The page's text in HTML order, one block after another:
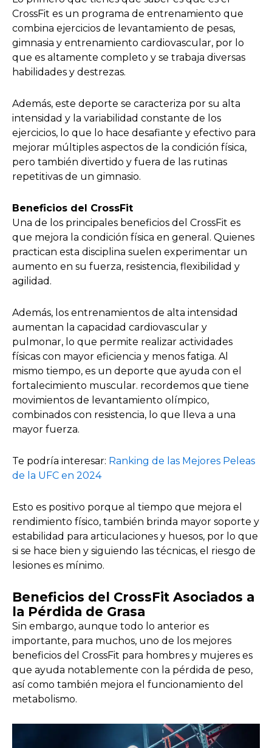
CrossFit es un programa de entrenamiento que
combina ejercicios de levantamiento de pesas,
gimnasia y entrenamiento cardiovascular, por lo
que es altamente completo y se trabaja diversas
habilidades y destrezas.
Además, este deporte se caracteriza por su alta
intensidad y la variabilidad constante de los
ejercicios, lo que lo hace desafiante y efectivo para
mejorar múltiples aspectos de la condición física,
pero también divertido y fuera de las rutinas
repetitivas de un gimnasio.
Beneficios del CrossFit
Una de los principales beneficios del CrossFit es
que mejora la condición física en general. Quienes
practican esta disciplina suelen experimentar un
aumento en su fuerza, resistencia, flexibilidad y
agilidad.
Además, los entrenamientos de alta intensidad
aumentan la capacidad cardiovascular y
pulmonar, lo que permite realizar actividades
físicas con mayor eficiencia y menos fatiga. Al
mismo tiempo, es un deporte que ayuda con el
fortalecimiento muscular. recordemos que tiene
movimientos de levantamiento olímpico,
combinados con resistencia, lo que lleva a una
mayor fuerza.
Te podría interesar: Ranking de las Mejores Peleas
de la UFC en 2024
Esto es positivo porque al tiempo que mejora el
rendimiento físico, también brinda mayor soporte y
estabilidad para articulaciones y huesos, por lo que
si se hace bien y siguiendo las técnicas, el riesgo de
lesiones es mínimo.
Beneficios del CrossFit Asociados a
la Pérdida de Grasa
Sin embargo, aunque todo lo anterior es
importante, para muchos, uno de los mejores
beneficios del CrossFit para hombres y mujeres es
que ayuda notablemente con la pérdida de peso,
así como también mejora el funcionamiento del
metabolismo.